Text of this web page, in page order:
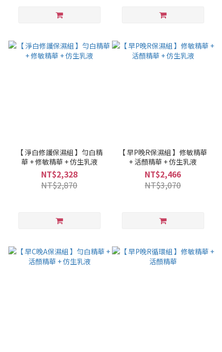
【 淨白修護保濕組 】勻白精
華 + 修敏精華 + 仿生乳液
NT$2,328
NT$2,870
【 早P晚R保濕組 】修敏精華
+ 活顏精華 + 仿生乳液
NT$2,466
NT$3,070